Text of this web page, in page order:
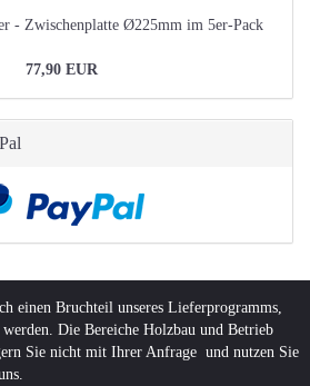
- Zwischenplatte Ø225mm im 5er-Pack
77,90 EUR
einen Bruchteil unseres Lieferprogramms,
Die Bereiche Holzbau und Betrieb
Sie nicht mit Ihrer Anfrage und nutzen Sie